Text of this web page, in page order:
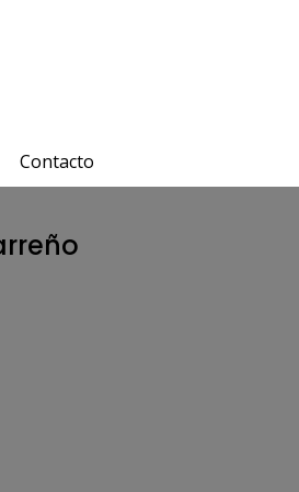
Contacto